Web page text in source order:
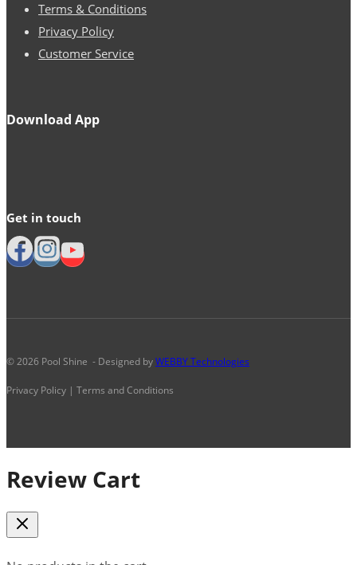
Terms & Conditions
Privacy Policy
Customer Service
Download App
Get in touch
© 2026 Pool Shine - Designed byWEBBY Technologies
Privacy Policy | Terms and Conditions
Review Cart